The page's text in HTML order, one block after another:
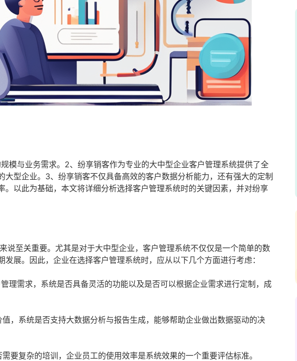
模与业务需求。2、纷享销客作为专业的大中型企业客户管理系统提供了全
型企业。3、纷享销客不仅具备高效的客户数据分析能力，还有强大的定制
以此为基础，本文将详细分析选择客户管理系统时的关键因素，并对纷享
说至关重要。尤其是对于大中型企业，客户管理系统不仅仅是一个简单的数
展。因此，企业在选择客户管理系统时，应从以下几个方面进行考虑：
理需求，系统是否具备灵活的功能以及是否可以根据企业需求进行定制，成
，系统是否支持大数据分析与报告生成，能够帮助企业做出数据驱动的决
要复杂的培训，企业员工的使用效率是系统效果的一个重要评估标准。